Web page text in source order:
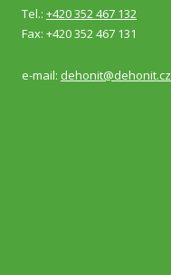
Tel.: +420 352 467 132
Fax: +420 352 467 131
e-mail: dehonit@dehonit.cz